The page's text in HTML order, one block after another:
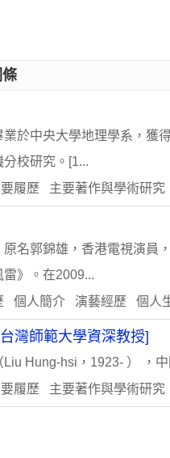
業於中央大學地理學系，獲
分校研究。[1...
履歷 主要著作與學術研
原名郭錦雄，香港電視演員
雷》。在2009...
個人簡介 演藝經歷 個人
灣師範大學資深教授]
Liu Hung-hsi，1923- ） ，
履歷 主要著作與學術研